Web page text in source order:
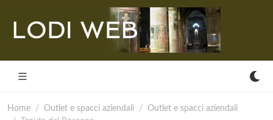
Home Outlet e spacci aziendali
Outlet e spacci aziendali